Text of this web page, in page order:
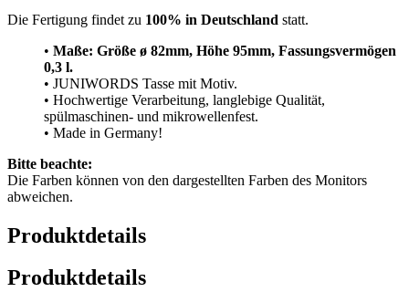
Die Fertigung findet zu 100% in Deutschland statt.
• Maße: Größe ø 82mm, Höhe 95mm, Fassungsvermögen
0,3 l.
• JUNIWORDS Tasse mit Motiv.
• Hochwertige Verarbeitung, langlebige Qualität,
spülmaschinen- und mikrowellenfest.
• Made in Germany!
Bitte beachte:
Die Farben können von den dargestellten Farben des Monitors
abweichen.
Produktdetails
Produktdetails